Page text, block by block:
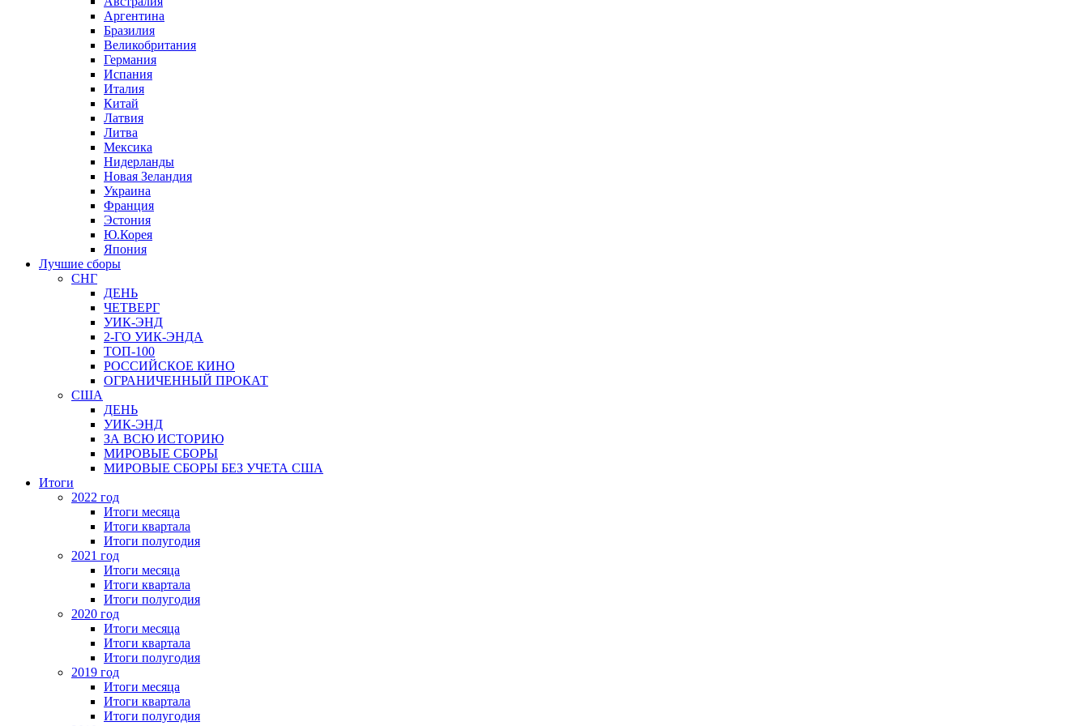
Аргентина
Бразилия
Великобритания
Германия
Испания
Италия
Китай
Латвия
Литва
Мексика
Нидерланды
Новая Зеландия
Украина
Франция
Эстония
Ю.Корея
Япония
Лучшие сборы
СНГ
ДЕНЬ
ЧЕТВЕРГ
УИК-ЭНД
2-ГО УИК-ЭНДА
ТОП-100
РОССИЙСКОЕ КИНО
ОГРАНИЧЕННЫЙ ПРОКАТ
США
ДЕНЬ
УИК-ЭНД
ЗА ВСЮ ИСТОРИЮ
МИРОВЫЕ СБОРЫ
МИРОВЫЕ СБОРЫ БЕЗ УЧЕТА США
Итоги
2022 год
Итоги месяца
Итоги квартала
Итоги полугодия
2021 год
Итоги месяца
Итоги квартала
Итоги полугодия
2020 год
Итоги месяца
Итоги квартала
Итоги полугодия
2019 год
Итоги месяца
Итоги квартала
Итоги полугодия